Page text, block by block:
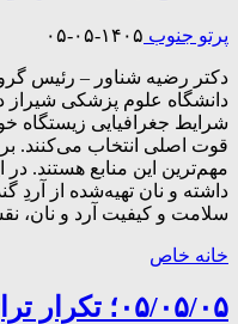
پرتو جنوب ۱۴۰۵-۰۵-۰۵
دکتر رضیه شناور – رئیس
دانشگاه علوم پزشکی شیراز
شرایط جغرافیایی زیستگاه
قوت اصلی انتخاب می‌کنند.
مهم‌ترین این منابع هستند. در
داشته و نان تهیه‌شده از آردِ
سلامت و کیفیت آرد و نان،
خانه خاص
۰۵/۰۵/۰۵؛ تکرار تراژدی تولدهای تقویمی